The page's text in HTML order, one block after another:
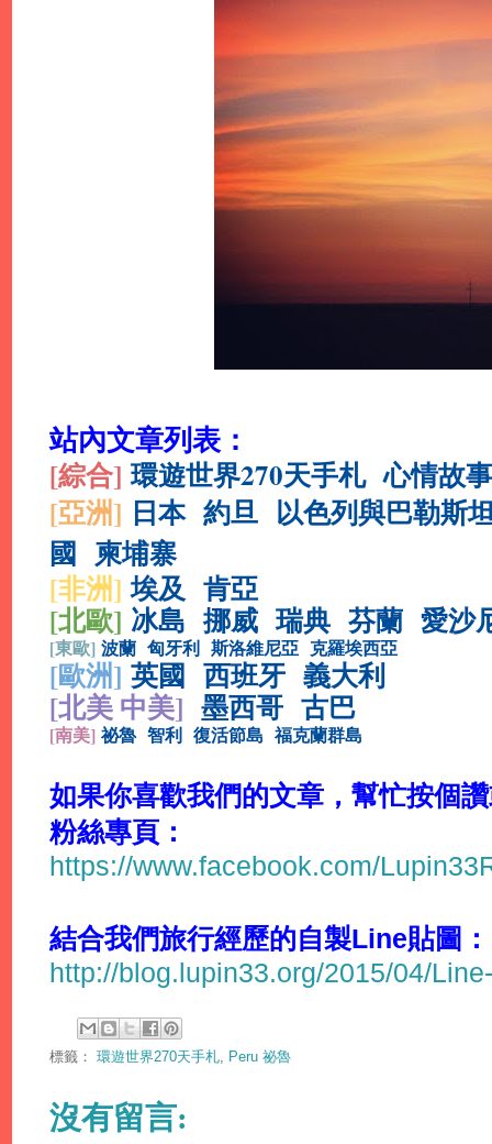
站內文章列表：
[綜合] 環遊世界270天手札 心情故事
[亞洲] 日本 約旦 以色列與巴勒斯
國 柬埔寨
[非洲]埃及 肯亞
[北歐] 冰島 挪威 瑞典 芬蘭 愛沙
[東歐] 波蘭 匈牙利 斯洛維尼亞 克羅埃西亞
[歐洲] 英國 西班牙 義大利
[北美 中美] 墨西哥 古巴
[南美] 祕魯 智利 復活節島 福克蘭群島
如果你喜歡我們的文章，幫忙按個
粉絲專頁：
https://www.facebook.com/
結合我們旅行經歷的自製Line貼圖：
http://blog.lupin33.org/2015/04/
標籤： 環遊世界270天手札 Peru 祕魯
沒有留言: